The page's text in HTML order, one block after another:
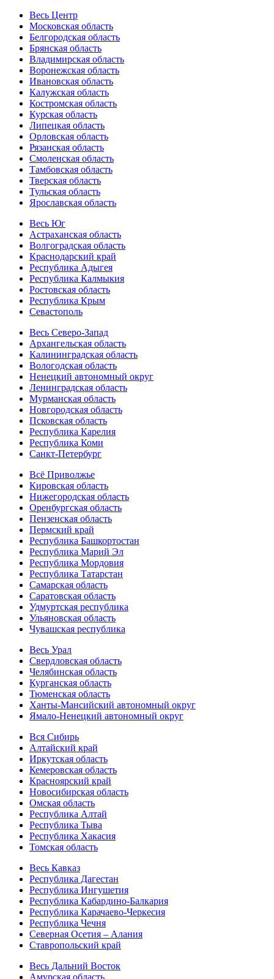
Весь Центр
Московская область
Белгородская область
Брянская область
Владимирская область
Воронежская область
Ивановская область
Калужская область
Костромская область
Курская область
Липецкая область
Орловская область
Рязанская область
Смоленская область
Тамбовская область
Тверская область
Тульская область
Ярославская область
Весь Юг
Астраханская область
Волгоградская область
Краснодарский край
Республика Адыгея
Республика Калмыкия
Ростовская область
Республика Крым
Севастополь
Весь Северо-Запад
Архангельская область
Калининградская область
Вологодская область
Ненецкий автономный округ
Ленинградская область
Мурманская область
Новгородская область
Псковская область
Республика Карелия
Республика Коми
Санкт-Петербург
Всё Приволжье
Кировская область
Нижегородская область
Оренбургская область
Пензенская область
Пермский край
Республика Башкортостан
Республика Марий Эл
Республика Мордовия
Республика Татарстан
Самарская область
Саратовская область
Удмуртская республика
Ульяновская область
Чувашская республика
Весь Урал
Свердловская область
Челябинская область
Курганская область
Тюменская область
Ханты-Мансийский автономный округ
Ямало-Ненецкий автономный округ
Вся Сибирь
Алтайский край
Иркутская область
Кемеровская область
Красноярский край
Новосибирская область
Омская область
Республика Алтай
Республика Тыва
Республика Хакасия
Томская область
Весь Кавказ
Республика Дагестан
Республика Ингушетия
Республика Кабардино-Балкария
Республика Карачаево-Черкесия
Республика Чечня
Северная Осетия – Алания
Ставропольский край
Весь Дальний Восток
Амурская область